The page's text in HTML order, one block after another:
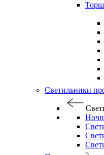
Светильники